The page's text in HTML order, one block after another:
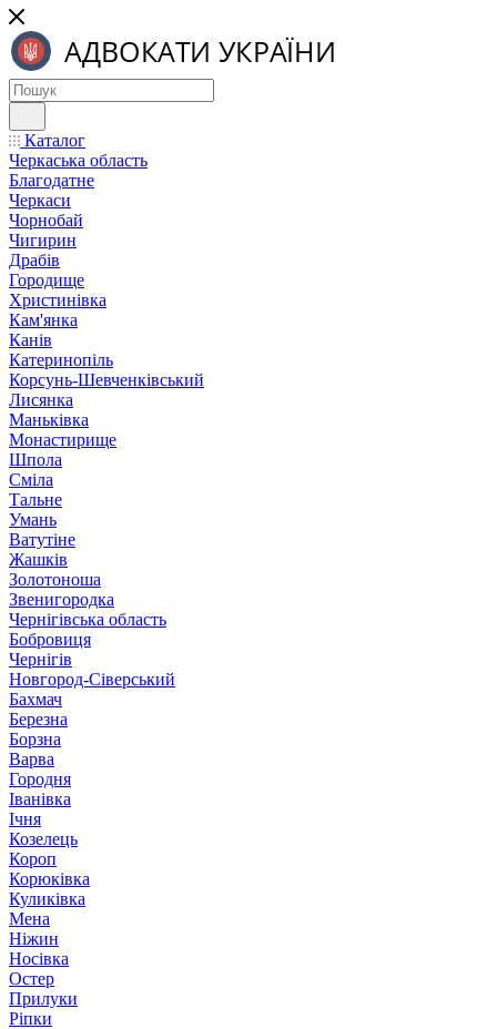
Каталог
Черкаська область
Благодатне
Черкаси
Чорнобай
Чигирин
Драбів
Городище
Христинівка
Кам'янка
Канів
Катеринопіль
Корсунь-Шевченківський
Лисянка
Маньківка
Монастирище
Шпола
Сміла
Тальне
Умань
Ватутіне
Жашків
Золотоноша
Звенигородка
Чернігівська область
Бобровиця
Чернігів
Новгород-Сіверський
Бахмач
Березна
Борзна
Варва
Городня
Іванівка
Ічня
Козелець
Короп
Корюківка
Куликівка
Мена
Ніжин
Носівка
Остер
Прилуки
Ріпки